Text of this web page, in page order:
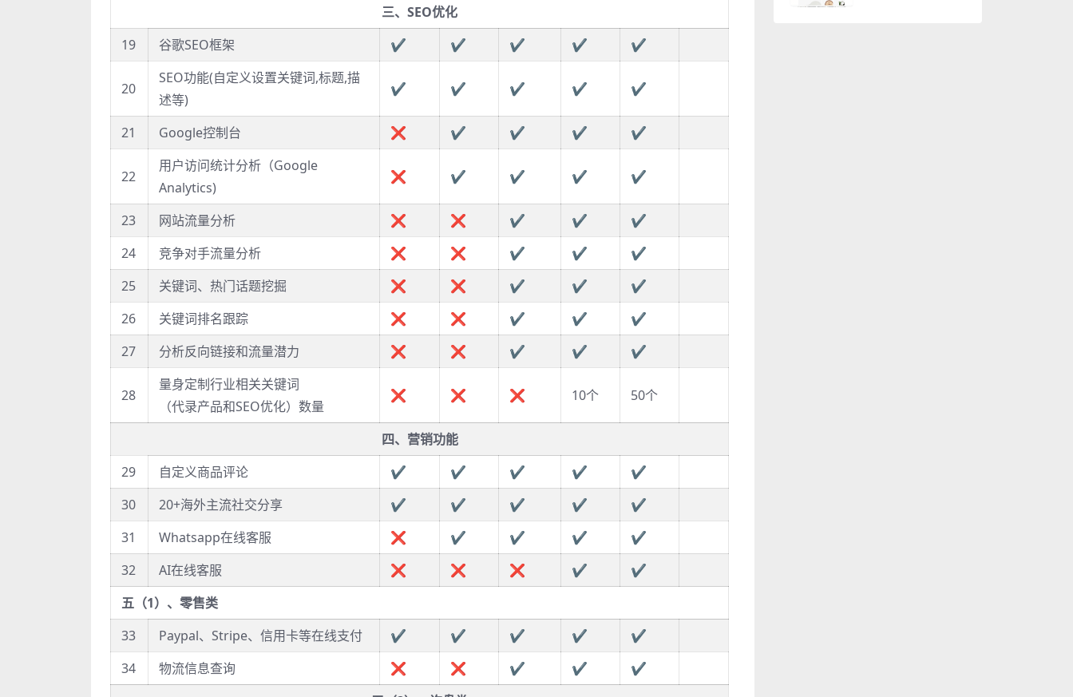
三、SEO优化
19
谷歌SEO框架 ✔ ✔ ✔ ✔ ✔
20
SEO功能(自定义设置关键词,标题,描
述等)
✔ ✔ ✔ ✔ ✔
21 Google控制台 ❌ ✔ ✔ ✔ ✔
22
用户访问统计分析（Google
Analytics)
❌ ✔ ✔ ✔ ✔
23 网站流量分析 ❌ ❌ ✔ ✔
✔
24
竞争对手流量分析 ❌ ❌ ✔ ✔
✔
25
关键词、热门话题挖掘 ❌ ❌ ✔ ✔
✔
26
关键词排名跟踪 ❌ ❌ ✔ ✔
✔
27
分析反向链接和流量潜力 ❌ ❌ ✔ ✔ ✔
28
量身定制行业相关关键词
（代录产品和SEO优化）数量
❌ ❌ ❌ 10个 50个
四、营销功能
29
自定义商品评论 ✔ ✔ ✔ ✔
✔
30
20+海外主流社交分享 ✔ ✔ ✔ ✔
✔
31
Whatsapp在线客服 ❌ ✔ ✔ ✔
✔
32
AI在线客服 ❌ ❌ ❌ ✔
✔
五（1）、零售类
33
Paypal、Stripe、信用卡等在线支付 ✔ ✔ ✔ ✔
✔
34
物流信息查询 ❌ ❌ ✔ ✔
✔